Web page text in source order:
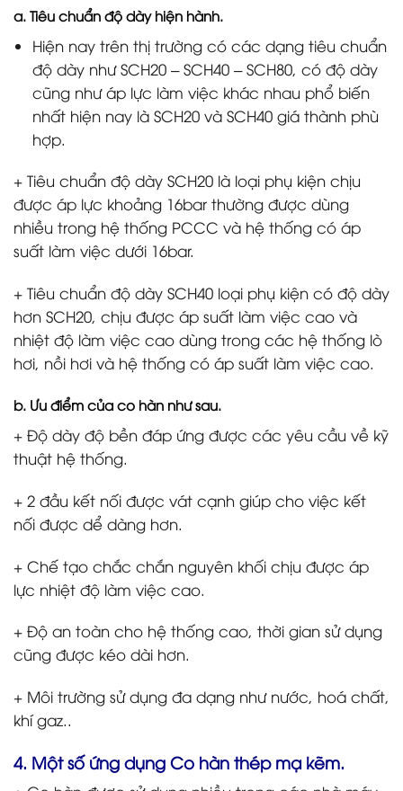
a. Tiêu chuẩn độ dày hiện hành.
Hiện nay trên thị trường có các dạng tiêu chuẩn
độ dày như SCH20 – SCH40 – SCH80, có độ dày
cũng như áp lực làm việc khác nhau phổ biến
nhất hiện nay là SCH20 và SCH40 giá thành phù
hợp.
+ Tiêu chuẩn độ dày SCH20 là loại phụ kiện chịu
được áp lực khoảng 16bar thường được dùng
nhiều trong hệ thống PCCC và hệ thống có áp
suất làm việc dưới 16bar.
+ Tiêu chuẩn độ dày SCH40 loại phụ kiện có độ dày
hơn SCH20, chịu được áp suất làm việc cao và
nhiệt độ làm việc cao dùng trong các hệ thống lò
hơi, nồi hơi và hệ thống có áp suất làm việc cao.
b. Ưu điểm của co hàn như sau.
+ Độ dày độ bền đáp ứng được các yêu cầu về kỹ
thuật hệ thống.
+ 2 đầu kết nối được vát cạnh giúp cho việc kết
nối được dể dàng hơn.
+ Chế tạo chắc chắn nguyên khối chịu được áp
lực nhiệt độ làm việc cao.
+ Độ an toàn cho hệ thống cao, thời gian sử dụng
cũng được kéo dài hơn.
+ Môi trường sử dụng đa dạng như nước, hoá chất,
khí gaz..
4. Một số ứng dụng Co hàn thép mạ kẽm.